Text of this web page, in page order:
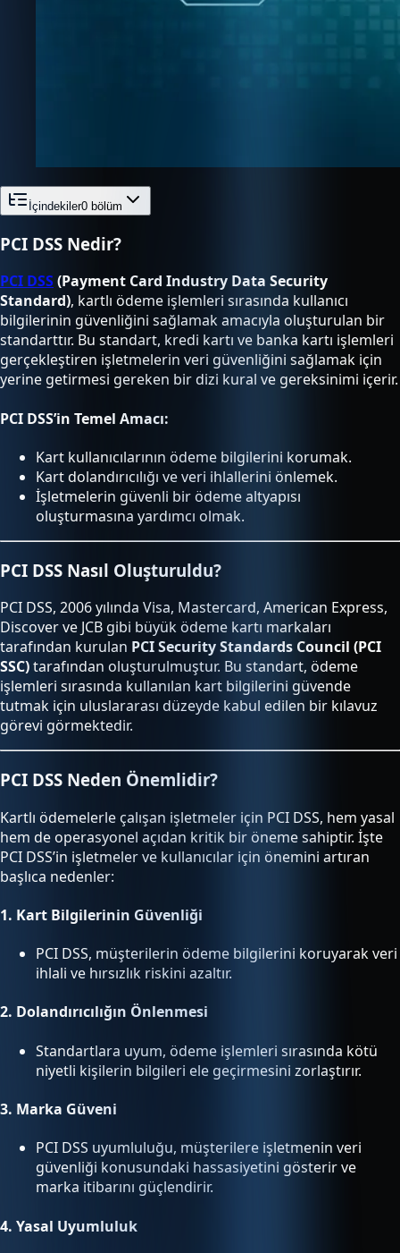
İçindekiler0 bölüm
PCI DSS Nedir?
PCI DSS(Payment Card Industry Data Security
Standard), kartlı ödeme işlemleri sırasında kullanıcı
bilgilerinin güvenliğini sağlamak amacıyla oluşturulan bir
standarttır. Bu standart, kredi kartı ve banka kartı işlemleri
gerçekleştiren işletmelerin veri güvenliğini sağlamak için
yerine getirmesi gereken bir dizi kural ve gereksinimi içerir.
PCI DSS’in Temel Amacı:
Kart kullanıcılarının ödeme bilgilerini korumak.
Kart dolandırıcılığı ve veri ihlallerini önlemek.
İşletmelerin güvenli bir ödeme altyapısı
oluşturmasına yardımcı olmak.
PCI DSS Nasıl Oluşturuldu?
PCI DSS, 2006 yılında Visa, Mastercard, American Express,
Discover ve JCB gibi büyük ödeme kartı markaları
tarafından kurulan PCI Security Standards Council (PCI
SSC)tarafından oluşturulmuştur. Bu standart, ödeme
işlemleri sırasında kullanılan kart bilgilerini güvende
tutmak için uluslararası düzeyde kabul edilen bir kılavuz
görevi görmektedir.
PCI DSS Neden Önemlidir?
Kartlı ödemelerle çalışan işletmeler için PCI DSS, hem yasal
hem de operasyonel açıdan kritik bir öneme sahiptir. İşte
PCI DSS’in işletmeler ve kullanıcılar için önemini artıran
başlıca nedenler:
1. Kart Bilgilerinin Güvenliği
PCI DSS, müşterilerin ödeme bilgilerini koruyarak veri
ihlali ve hırsızlık riskini azaltır.
2. Dolandırıcılığın Önlenmesi
Standartlara uyum, ödeme işlemleri sırasında kötü
niyetli kişilerin bilgileri ele geçirmesini zorlaştırır.
3. Marka Güveni
PCI DSS uyumluluğu, müşterilere işletmenin veri
güvenliği konusundaki hassasiyetini gösterir ve
marka itibarını güçlendirir.
4. Yasal Uyumluluk